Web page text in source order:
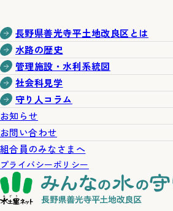
長野県善光寺平土地改良区とは
水路の歴史
管理施設・水利系統図
社会科見学
守り人コラム
お知らせ
お問い合わせ
組合員のみなさまへ
プライバシーポリシー